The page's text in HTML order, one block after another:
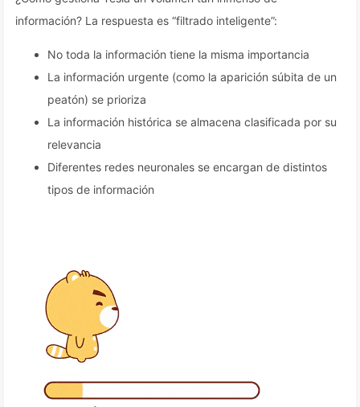
información? La respuesta es “filtrado inteligente”:
No toda la información tiene la misma importancia
La información urgente (como la aparición súbita de un
peatón) se prioriza
La información histórica se almacena clasificada por su
relevancia
Diferentes redes neuronales se encargan de distintos
tipos de información